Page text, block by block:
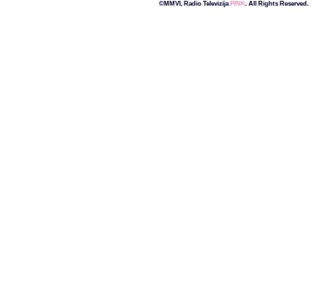
©MMVI, Radio Televizija PINK. All Rights Reserved.